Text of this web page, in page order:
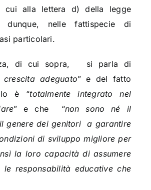
cui alla lettera d) della legge
dunque, nelle fattispecie di
particolari.
di cui sopra,
si parla di
adeguato” e del fatto
è “totalmente integrato nel
” e che “non sono né il
genere dei genitori
a garantire
di sviluppo migliore per
la loro capacità di assumere
responsabilità educative che